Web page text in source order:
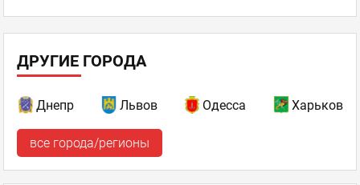
ДРУГИЕ ГОРОДА
Днепр Львов Одесса Харьков
все города/регионы